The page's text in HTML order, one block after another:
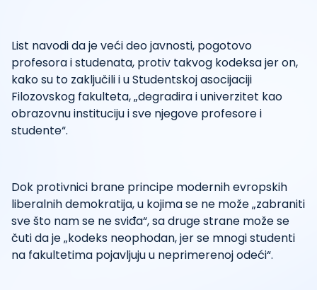
List navodi da je veći deo javnosti, pogotovo
profesora i studenata, protiv takvog kodeksa jer on,
kako su to zaključili i u Studentskoj asocijaciji
Filozovskog fakulteta, „degradira i univerzitet kao
obrazovnu instituciju i sve njegove profesore i
studente“.
Dok protivnici brane principe modernih evropskih
liberalnih demokratija, u kojima se ne može „zabraniti
sve što nam se ne sviđa“, sa druge strane može se
čuti da je „kodeks neophodan, jer se mnogi studenti
na fakultetima pojavljuju u neprimerenoj odeći“.